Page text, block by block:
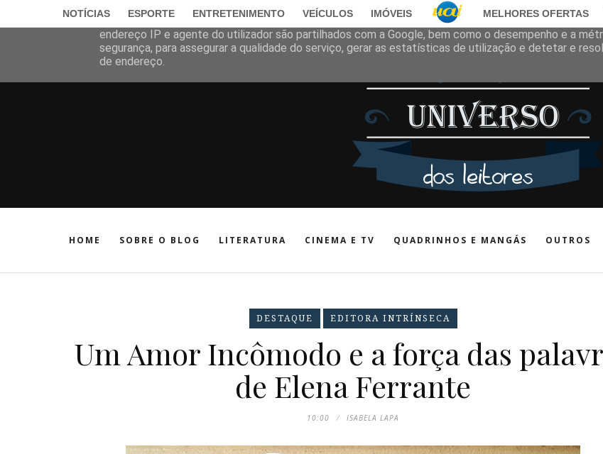
NOTÍCIAS ESPORTE ENTRETENIMENTO VEÍCULOS IMÓVEIS MELHORES OFERTAS
HOME SOBRE O BLOG LITERATURA CINEMA E TV QUADRINHOS E MANGÁS OUTROS
DESTAQUE EDITORA INTRÍNSECA
Um Amor Incômodo e a força das
de Elena Ferrante
10:00 ISABELA LAPA
Este site utiliza cookies da Google para disponibilizar os respetivos serviços e para analisar o
endereço IP e agente do utilizador são partilhados com a Google, bem como o desempenho e a
segurança, para assegurar a qualidade do serviço, gerar as estatísticas de utilização e detetar e
de endereço.